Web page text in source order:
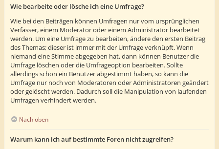
Wie bearbeite oder lösche ich eine Umfrage?
Wie bei den Beiträgen können Umfragen nur vom ursprünglichen
Verfasser, einem Moderator oder einem Administrator bearbeitet
werden. Um eine Umfrage zu bearbeiten, ändere den ersten Beitrag
des Themas; dieser ist immer mit der Umfrage verknüpft. Wenn
niemand eine Stimme abgegeben hat, dann können Benutzer die
Umfrage löschen oder die Umfrageoption bearbeiten. Sollte
allerdings schon ein Benutzer abgestimmt haben, so kann die
Umfrage nur noch von Moderatoren oder Administratoren geändert
oder gelöscht werden. Dadurch soll die Manipulation von laufenden
Umfragen verhindert werden.
Nach oben
Warum kann ich auf bestimmte Foren nicht zugreifen?